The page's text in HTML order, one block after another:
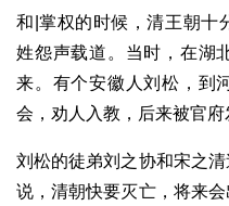
和|掌权的时候，清王朝十
姓怨声载道。当时，在湖
来。有个安徽人刘松，到
会，劝人入教，后来被官府
刘松的徒弟刘之协和宋之
说，清朝快要灭亡，将来